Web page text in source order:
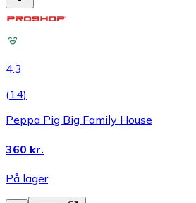
4.3
(14)
Peppa Pig Big Family House
360 kr.
På lager